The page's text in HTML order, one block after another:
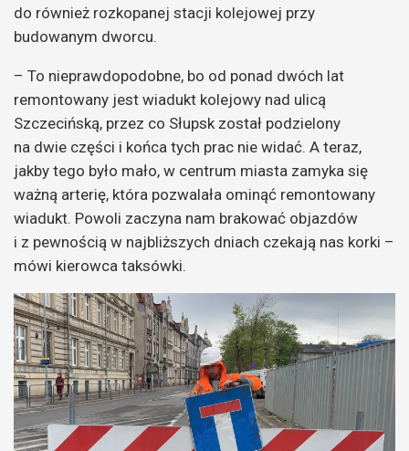
do również rozkopanej stacji kolejowej przy
budowanym dworcu.
– To nieprawdopodobne, bo od ponad dwóch lat
remontowany jest wiadukt kolejowy nad ulicą
Szczecińską, przez co Słupsk został podzielony
na dwie części i końca tych prac nie widać. A teraz,
jakby tego było mało, w centrum miasta zamyka się
ważną arterię, która pozwalała ominąć remontowany
wiadukt. Powoli zaczyna nam brakować objazdów
i z pewnością w najbliższych dniach czekają nas korki –
mówi kierowca taksówki.